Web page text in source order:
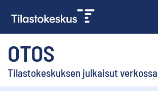
OTOS
Tilastokeskuksen julkaisut verkossa